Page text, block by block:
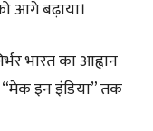
आगे बढ़ाया।
भारत का आह्वान
इन इंडिया” तक